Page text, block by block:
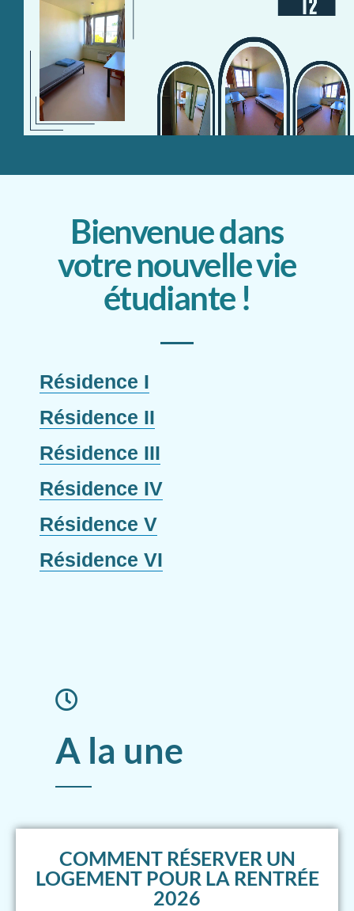
Bienvenue dans
votre nouvelle vie
étudiante !
Résidence I
Résidence II
Résidence III
Résidence IV
Résidence V
Résidence VI
A la une
COMMENT RÉSERVER UN
LOGEMENT POUR LA RENTRÉE
2026